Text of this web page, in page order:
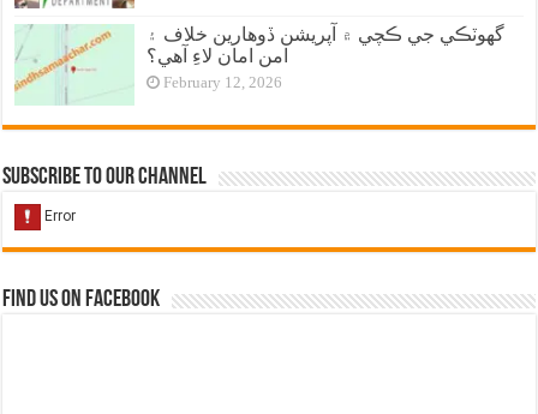
گهوٽڪي جي ڪچي ۾ آپريشن ڏوهارين خلاف ۽
امن امان لاءِ آهي؟
February 12, 2026
Subscribe to our Channel
Find us on Facebook